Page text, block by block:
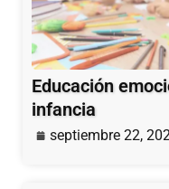
Educación
infancia
septiembre 22,